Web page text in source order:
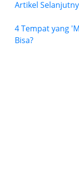
Artikel
4 Tempat yang
Bisa?